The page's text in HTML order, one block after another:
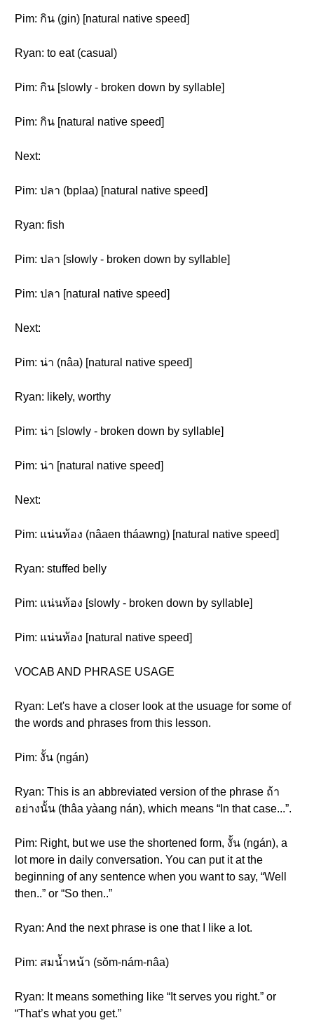
Pim: กิน (gin) [natural native speed]
Ryan: to eat (casual)
Pim: กิน [slowly - broken down by syllable]
Pim: กิน [natural native speed]
Next:
Pim: ปลา (bplaa) [natural native speed]
Ryan: fish
Pim: ปลา [slowly - broken down by syllable]
Pim: ปลา [natural native speed]
Next:
Pim: น่า (nâa) [natural native speed]
Ryan: likely, worthy
Pim: น่า [slowly - broken down by syllable]
Pim: น่า [natural native speed]
Next:
Pim: แน่นท้อง (nâaen tháawng) [natural native speed]
Ryan: stuffed belly
Pim: แน่นท้อง [slowly - broken down by syllable]
Pim: แน่นท้อง [natural native speed]
VOCAB AND PHRASE USAGE
Ryan: Let's have a closer look at the usuage for some of
the words and phrases from this lesson.
Pim: งั้น (ngán)
Ryan: This is an abbreviated version of the phrase ถ้า
อย่างนั้น (thâa yàang nán), which means “In that case...”.
Pim: Right, but we use the shortened form, งั้น (ngán), a
lot more in daily conversation. You can put it at the
beginning of any sentence when you want to say, “Well
then..” or “So then..”
Ryan: And the next phrase is one that I like a lot.
Pim: สมน้ำหน้า (sǒm-nám-nâa)
Ryan: It means something like “It serves you right.” or
“That’s what you get.”